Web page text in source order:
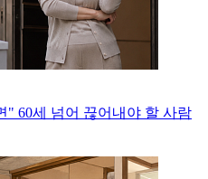
" 60세 넘어 끊어내야 할 사람